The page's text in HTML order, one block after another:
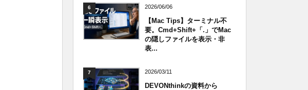
6 2026/06/06
【Mac Tips】ターミナル不
要。Cmd+Shift+「.」でMac
の隠しファイルを表示・非
表...
7 2026/03/11
DEVONthinkの資料から